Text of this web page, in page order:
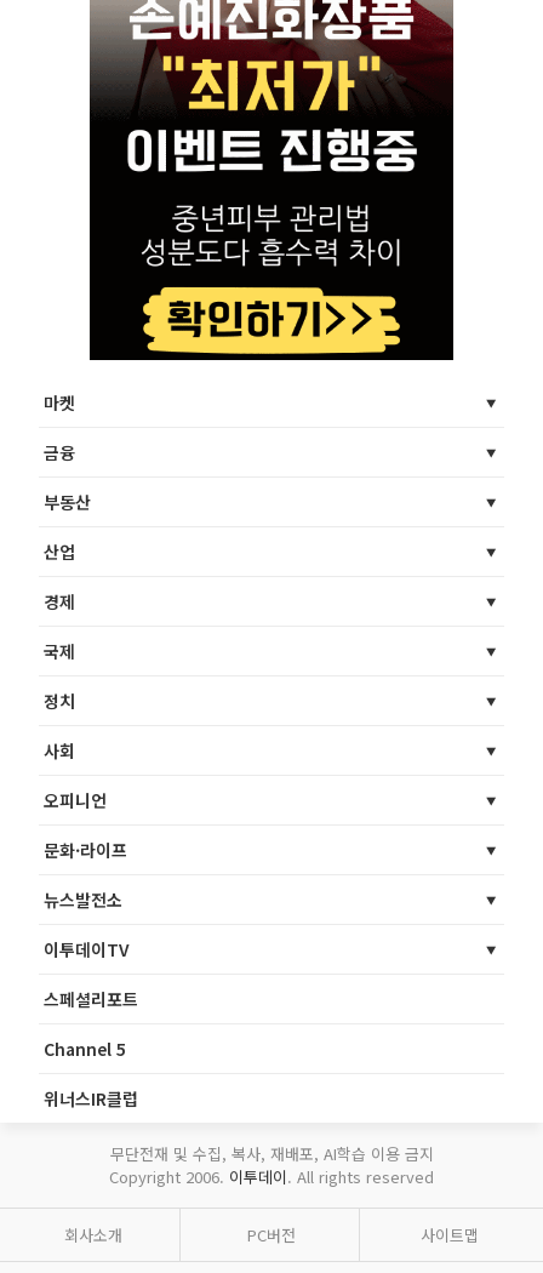
마켓
금융
부동산
산업
경제
국제
정치
사회
오피니언
문화·라이프
뉴스발전소
이투데이TV
스페셜리포트
Channel 5
위너스IR클럽
무단전재 및 수집, 복사, 재배포, AI학습 이용 금지
Copyright 2006. 이투데이. All rights reserved
회사소개 PC버전 사이트맵